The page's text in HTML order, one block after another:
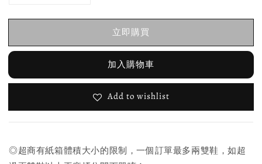
立即購買
加入購物車
Add to wishlist
◎超商有紙箱體積大小的限制，一個訂單最多兩雙鞋，如超